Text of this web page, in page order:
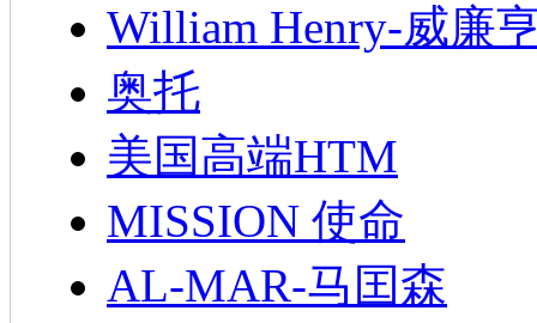
William Henry-威廉
奥托
美国高端HTM
MISSION 使命
AL-MAR-马囯森